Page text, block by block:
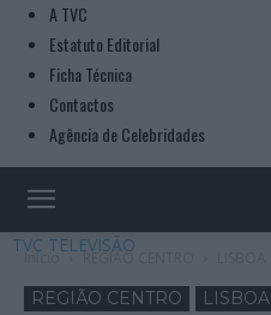
A TVC
Estatuto Editorial
Ficha Técnica
Contactos
Agência de Celebridades
TVC TELEVISÃO
Início REGIÃO CENTRO
REGIÃO CENTRO LISBOA